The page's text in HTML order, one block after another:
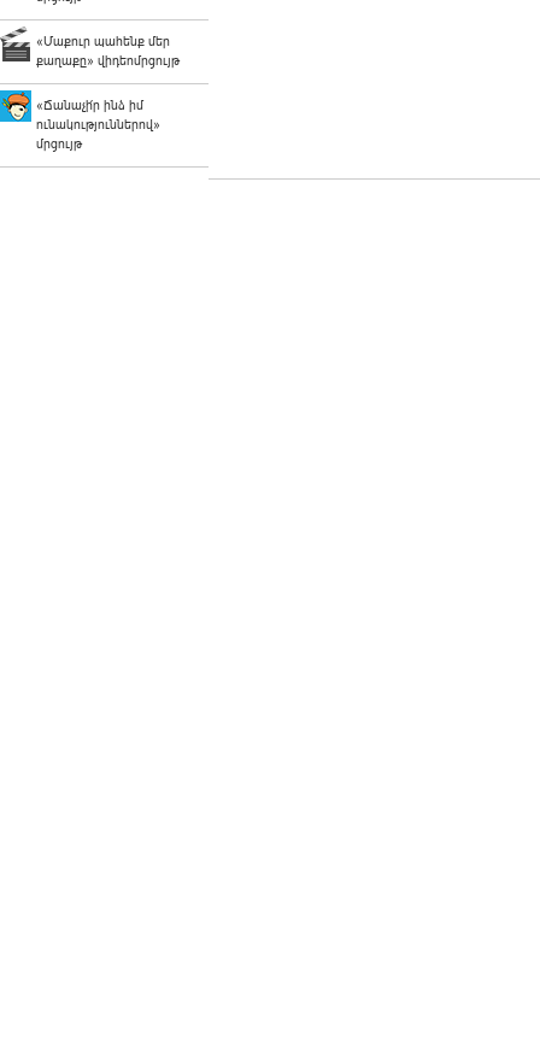
«Մաքուր պահենք մեր
քաղաքը» վիդեոմրցույթ
«Ճանաչի՛ր ինձ իմ
ունակություններով»
մրցույթ